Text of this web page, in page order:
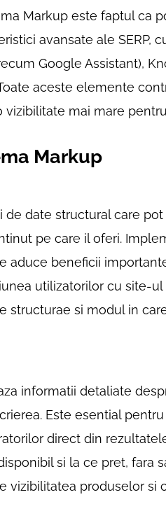
Markup este faptul ca
avansate ale SERP,
Google Assistant),
aceste elemente
vizibilitate mai mare
Markup
de date structural care
pe care il oferi.
aduce beneficii
utilizatorilor cu site-
structurae si modul in
informatii detaliate
Este esential
direct din
si la ce pret, fara
vizibilitatea produselor si